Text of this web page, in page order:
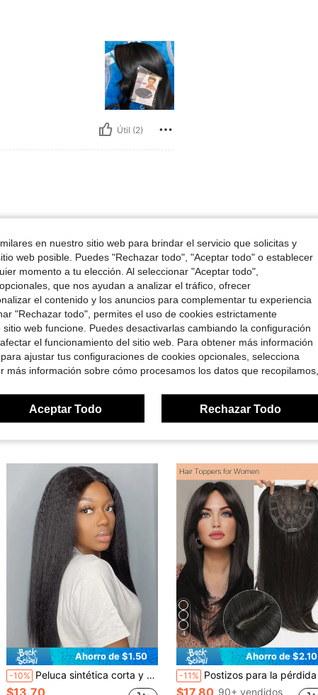
Útil (2)
cosa q pido
Útil (2)
Ahorro de $1.50
-10% Peluca sintética corta y recta tipo "bob" de 12/18/26 pulgadas, estilo clásico "yaki", cabello liso y esponjoso de color negro natural, ideal para uso diario y peinado tipo "bob" natural para mujeres
$13.70
4
Ahorro de $2.10
-11% Postizos para la pérdida de cabello de 18 pulgadas, piezas de cabello para mujeres de 6.5X6.5 pulgadas, postizo para añadir volumen extra de cabello, postizos de cabello liso negro y marrón para mujeres
$17.80 90+ vendidos
en nuestro sitio web para brindar el servicio que solicitas y
web posible. Puedes "Rechazar todo", "Aceptar todo" o establecer
momento a tu elección. Al seleccionar "Aceptar todo",
que nos ayudan a analizar el tráfico, ofrecer
el contenido y los anuncios para complementar tu experiencia
"Rechazar todo", permites el uso de cookies estrictamente
web funcione. Puedes desactivarlas cambiando la configuración
el funcionamiento del sitio web. Para obtener más información
ajustar tus configuraciones de cookies opcionales, selecciona
más información sobre cómo procesamos los datos que recopilamos,
Aceptar Todo Rechazar Todo